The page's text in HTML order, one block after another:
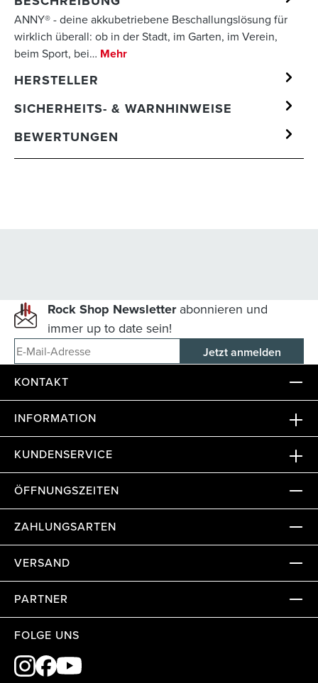
ANNY® - deine akkubetriebene Beschallungslösung für
wirklich überall: ob in der Stadt, im Garten, im Verein,
beim Sport, bei… Mehr
HERSTELLER
SICHERHEITS- & WARNHINWEISE
BEWERTUNGEN
Rock Shop Newsletterabonnieren und
immer up to date sein!
E-Mail-Adresse
KONTAKT
INFORMATION
KUNDENSERVICE
ÖFFNUNGSZEITEN
ZAHLUNGSARTEN
VERSAND
PARTNER
FOLGE UNS